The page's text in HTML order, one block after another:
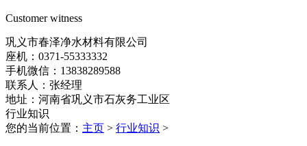
Customer witness
巩义市春泽净水材料有限公司
座机：0371-55333332
手机微信：13838289588
联系人：张经理
地址：河南省巩义市石灰务工业区
行业知识
您的当前位置： 主页 > 行业知识 >